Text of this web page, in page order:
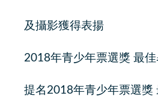
及攝影獲得表揚
2018年青少年票選獎 最
提名2018年青少年票選獎